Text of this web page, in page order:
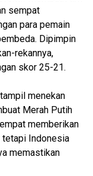
sempat
para pemain
Dipimpin
rekannya,
skor 25-21.
menekan
Merah Putih
memberikan
tetapi Indonesia
memastikan